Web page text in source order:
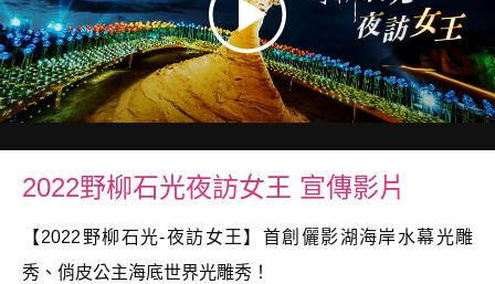
2022野柳石光夜訪女王 宣傳影片
【2022野柳石光-夜訪女王】首創儷影湖海岸水幕光雕
秀、俏皮公主海底世界光雕秀！